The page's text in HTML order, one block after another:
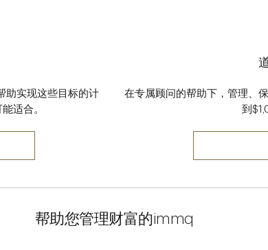
助实现这些目标的计
适合。
在专属顾问的帮助下，管理、
到
帮助您管理财富的immq